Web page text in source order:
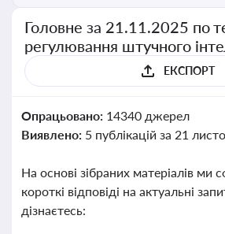
Головне за 21.11.2025 по
регулювання штучного
ЕКСПОРТ
Опрацьовано: 14340 джерел
Виявлено: 5 публікацій за 21
На основі зібраних матеріалів ми
короткі відповіді на актуальні
дізнаєтесь: